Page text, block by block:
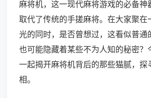
麻将机，这一现代麻将游戏的必备神
取代了传统的手搓麻将。在大家聚在
光的同时，是否曾想过，这看似普通
也可能隐藏着某些不为人知的秘密？
一起揭开麻将机背后的那些猫腻，探
相。